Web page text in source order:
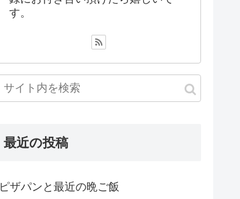
す。
最近の投稿
ピザパンと最近の晩ご飯